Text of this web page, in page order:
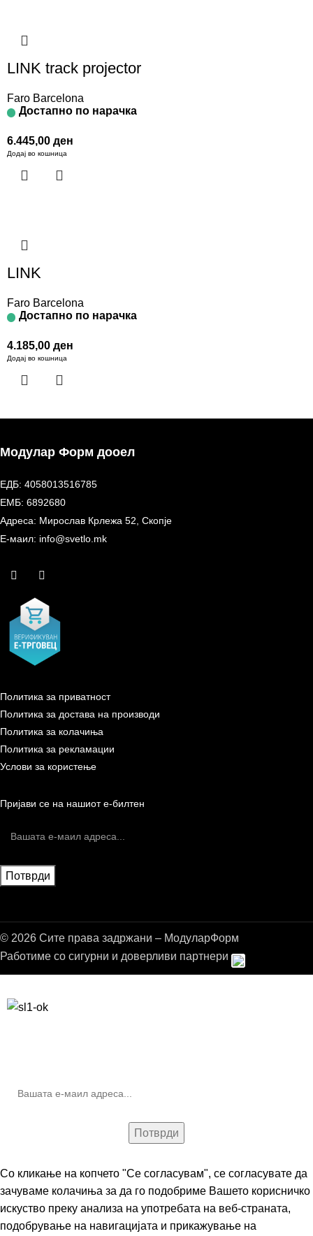
LINK track projector
Faro Barcelona
Достапно по нарачка
6.445,00 ден
Додај во кошница
LINK
Faro Barcelona
Достапно по нарачка
4.185,00 ден
Додај во кошница
Модулар Форм дооел
ЕДБ: 4058013516785
ЕМБ: 6892680
Адреса: Мирослав Крлежа 52, Скопје
Е-маил: info@svetlo.mk
Политика за приватност
Политика за достава на производи
Политика за колачиња
Политика за рекламации
Услови за користење
Пријави се на нашиот е-билтен
© 2026 Сите права задржани – МодуларФорм
Работиме со сигурни и доверливи партнери
Со кликање на копчето "Се согласувам", се согласувате да
зачуваме колачиња за да го подобриме Вашето корисничко
искуство преку анализа на употребата на веб-страната,
подобрување на навигацијата и прикажување на